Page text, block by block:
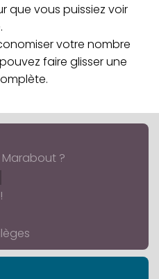
que vous puissiez voir
votre nombre
faire glisser une
?